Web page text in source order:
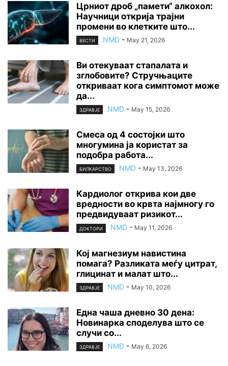
Црниот дроб „памети“ алкохол:
Научници открија трајни
промени во клетките што...
ВЕСТИ NMD - May 21, 2026
Ви отекуваат стапалата и
зглобовите? Стручњаците
откриваат кога симптомот може
да...
ЗДРАВЈЕ NMD - May 15, 2026
Смеса од 4 состојки што
многумина ја користат за
подобра работа...
БИЛКАРСТВО NMD - May 13, 2026
Кардиолог открива кои две
вредности во крвта најмногу го
предвидуваат ризикот...
ДОКТОРИ NMD - May 11, 2026
Кој магнезиум навистина
помага? Разликата меѓу цитрат,
глицинат и малат што...
ЗДРАВЈЕ NMD - May 10, 2026
Една чаша дневно 30 дена:
Новинарка споделува што се
случи со...
ЗДРАВЈЕ NMD - May 6, 2026